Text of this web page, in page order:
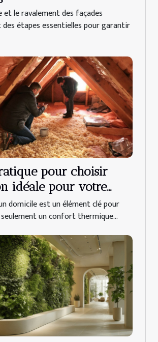
le ravalement des façades
étapes essentielles pour garantir
pour choisir
idéale pour votre
domicile est un élément clé pour
un confort thermique...